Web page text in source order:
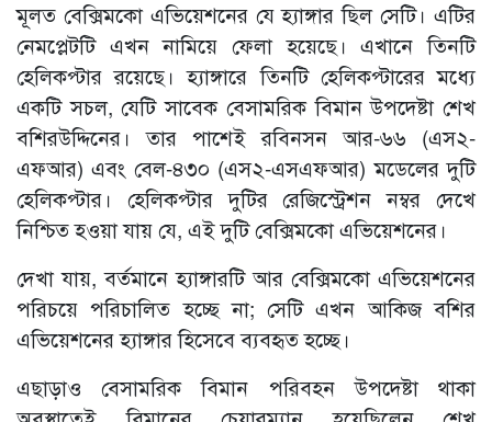
মূলত বেক্সিমকো এভিয়েশনের যে হ্যাঙ্গার ছিল সেটি। এটির
নেমপ্লেটটি এখন নামিয়ে ফেলা হয়েছে। এখানে তিনটি
হেলিকপ্টার রয়েছে। হ্যাঙ্গারে তিনটি হেলিকপ্টারের মধ্যে
একটি সচল, যেটি সাবেক বেসামরিক বিমান উপদেষ্টা শেখ
বশিরউদ্দিনের। তার পাশেই রবিনসন আর-৬৬ (এস২-
এফআর) এবং বেল-৪৩০ (এস২-এসএফআর) মডেলের দুটি
হেলিকপ্টার। হেলিকপ্টার দুটির রেজিস্ট্রেশন নম্বর দেখে
নিশ্চিত হওয়া যায় যে, এই দুটি বেক্সিমকো এভিয়েশনের।
দেখা যায়, বর্তমানে হ্যাঙ্গারটি আর বেক্সিমকো এভিয়েশনের
পরিচয়ে পরিচালিত হচ্ছে না; সেটি এখন আকিজ বশির
এভিয়েশনের হ্যাঙ্গার হিসেবে ব্যবহৃত হচ্ছে।
এছাড়াও বেসামরিক বিমান পরিবহন উপদেষ্টা থাকা